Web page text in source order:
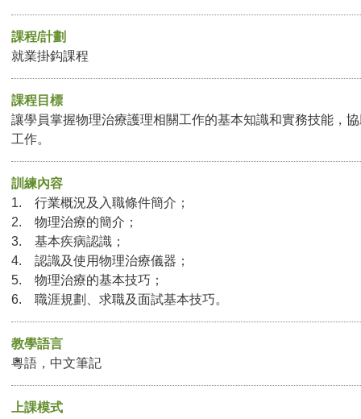
課程/計劃
就業掛鈎課程
課程目標
讓學員掌握物理治療護理相關工作的基本知識和實務技能，
工作。
訓練內容
1. 行業概況及入職條件簡介；
2. 物理治療的簡介；
3. 基本疾病認識；
4. 認識及使用物理治療儀器；
5. 物理治療的基本技巧；
6. 職涯規劃、求職及面試基本技巧。
教學語言
粵語，中文筆記
上課模式